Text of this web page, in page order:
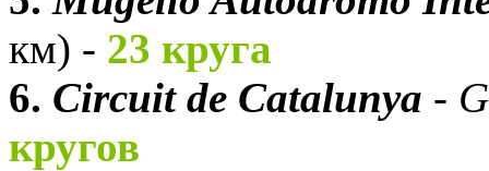
км) - 23 круга
6. Circuit de Catalunya -
кругов